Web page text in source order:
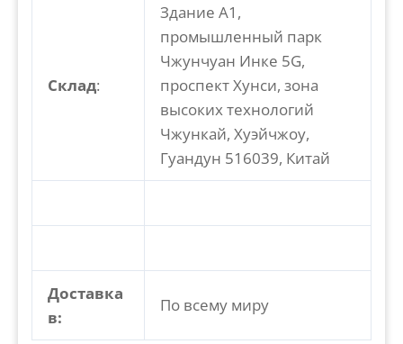
Склад:
Здание A1,
промышленный парк
Чжунчуан Инке 5G,
проспект Хунси, зона
высоких технологий
Чжункай, Хуэйчжоу,
Гуандун 516039, Китай
Доставка
в:
По всему миру